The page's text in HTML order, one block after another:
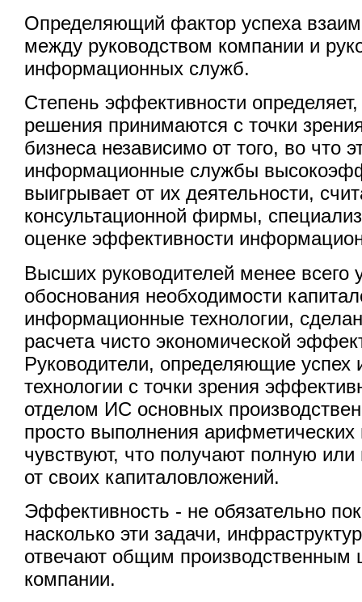
Определяющий фактор успеха
между руководством компании и
информационных служб.
Степень эффективности
решения принимаются с точки
бизнеса независимо от того, во что
информационные службы
выигрывает от их деятельности,
консультационной фирмы,
оценке эффективности
Высших руководителей менее всего
обоснования необходимости
информационные технологии,
расчета чисто экономической
Руководители, определяющие
технологии с точки зрения
отделом ИС основных
просто выполнения
чувствуют, что получают полную
от своих капиталовложений.
Эффективность - не обязательно
насколько эти задачи,
отвечают общим производственным
компании.